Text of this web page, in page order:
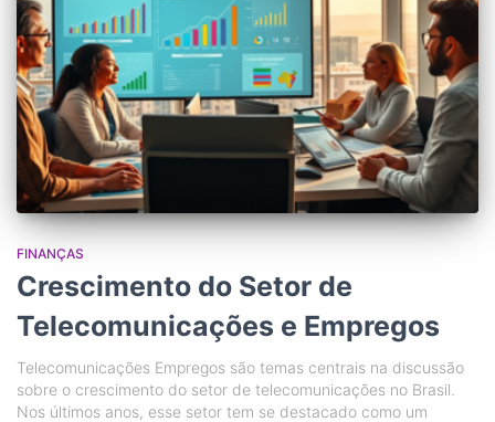
FINANÇAS
Crescimento do Setor de
Telecomunicações e Empregos
Telecomunicações Empregos são temas centrais na discussão
sobre o crescimento do setor de telecomunicações no Brasil.
Nos últimos anos, esse setor tem se destacado como um